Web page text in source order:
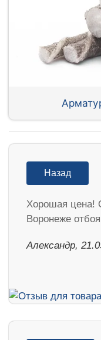
Назад
Хорошая цена!
Воронеже
Александр,